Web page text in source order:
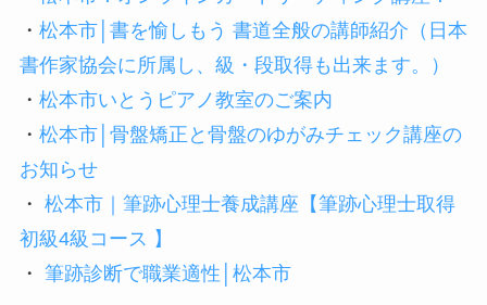
・ 松本市│書を愉しもう 書道全般の講師紹介（日本
書作家協会に所属し、級・段取得も出来ます。）
・ 松本市いとうピアノ教室のご案内
・ 松本市│骨盤矯正と骨盤のゆがみチェック講座の
お知らせ
・ 松本市｜筆跡心理士養成講座【筆跡心理士取得
初級4級コース 】
・ 筆跡診断で職業適性│松本市